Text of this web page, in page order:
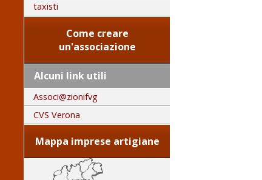
taxisti
Come creare
un'associazione
Alcuni link utili
Associ@zionifvg
CVS Verona
Mappa imprese artigiane